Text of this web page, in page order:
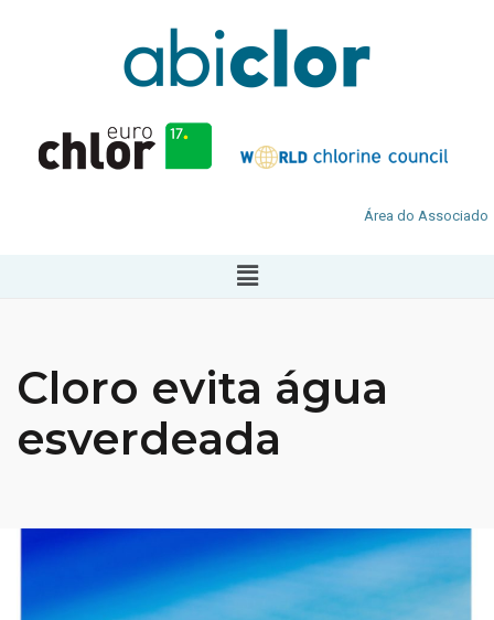
Área do Associado
Cloro evita água
esverdeada